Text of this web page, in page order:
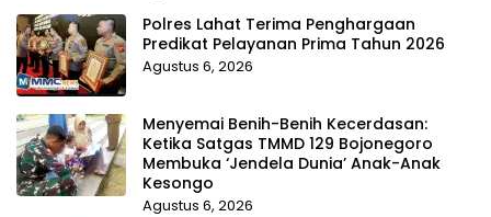
Polres Lahat Terima Penghargaan
Predikat Pelayanan Prima Tahun 2026
Agustus 6, 2026
Menyemai Benih-Benih Kecerdasan:
Ketika Satgas TMMD 129 Bojonegoro
Membuka ‘Jendela Dunia’ Anak-Anak
Kesongo
Agustus 6, 2026